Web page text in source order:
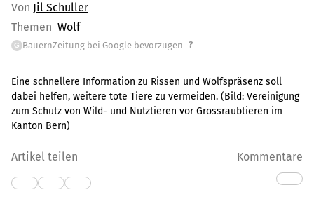
Von Jil Schuller
Themen Wolf
G BauernZeitung bei Google bevorzugen ?
Eine schnellere Information zu Rissen und Wolfspräsenz soll
dabei helfen, weitere tote Tiere zu vermeiden. (Bild: Vereinigung
zum Schutz von Wild- und Nutztieren vor Grossraubtieren im
Kanton Bern)
Artikel teilen Kommentare